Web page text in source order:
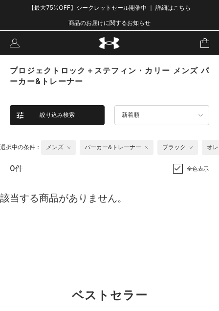
【最大75%OFF】シークレットセール開催中 ｜ 詳細はこちら
商品のお届けに関するお知らせ
プロジェクトロック＋ステフィン・カリー メンズ パ
ーカー&トレーナー
絞り込み検索 新着順
選択中の条件： メンズ パーカー&トレーナー ブラック オ
0件 全色表示
該当する商品がありません。
ベストセラー